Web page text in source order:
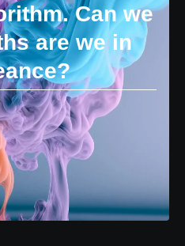
Can we
are we in